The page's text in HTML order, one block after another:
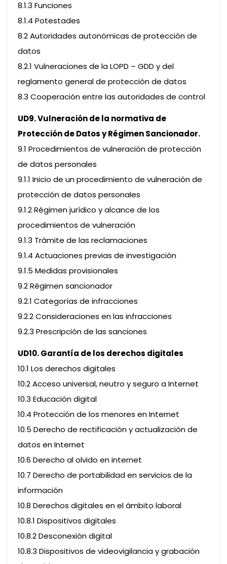
8.1.3 Funciones
8.1.4 Potestades
8.2 Autoridades autonómicas de protección de
datos
8.2.1 Vulneraciones de la LOPD – GDD y del
reglamento general de protección de datos
8.3 Cooperación entre las autoridades de control
UD9. Vulneración de la normativa de
Protección de Datos y Régimen Sancionador.
9.1 Procedimientos de vulneración de protección
de datos personales
9.1.1 Inicio de un procedimiento de vulneración de
protección de datos personales
9.1.2 Régimen jurídico y alcance de los
procedimientos de vulneración
9.1.3 Trámite de las reclamaciones
9.1.4 Actuaciones previas de investigación
9.1.5 Medidas provisionales
9.2 Régimen sancionador
9.2.1 Categorías de infracciones
9.2.2 Consideraciones en las infracciones
9.2.3 Prescripción de las sanciones
UD10. Garantía de los derechos digitales
10.1 Los derechos digitales
10.2 Acceso universal, neutro y seguro a Internet
10.3 Educación digital
10.4 Protección de los menores en Internet
10.5 Derecho de rectificación y actualización de
datos en Internet
10.6 Derecho al olvido en internet
10.7 Derecho de portabilidad en servicios de la
información
10.8 Derechos digitales en el ámbito laboral
10.8.1 Dispositivos digitales
10.8.2 Desconexión digital
10.8.3 Dispositivos de videovigilancia y grabación